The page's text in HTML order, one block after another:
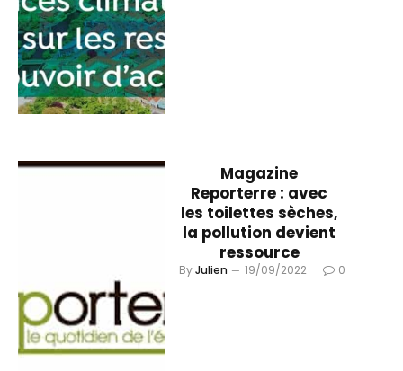
Magazine
Reporterre : avec
les toilettes sèches,
la pollution devient
ressource
ByJulien 19/09/2022 0